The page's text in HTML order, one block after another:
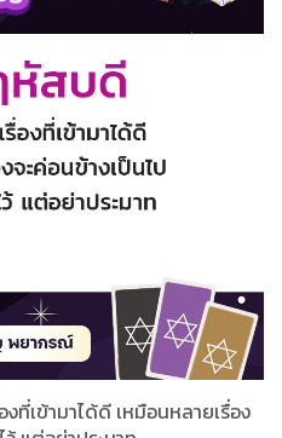
เข้ามาได้ดี เหมือนหลายเรื่อง